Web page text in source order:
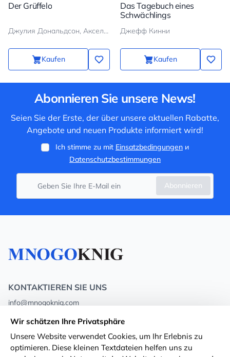
Der Grüffelo
Джулия Дональдсон, Аксель Шеффлер
Kaufen
Das Tagebuch eines
Schwächlings
Джефф Кинни
Kaufen
Abonnieren Sie unsere News!
Seien Sie der Erste, der über unsere aktuellen Rabatte,
Angebote und neuen Produkte informiert wird!
Ich stimme zu mit Einsatzbedingungen и
Datenschutzbestimmungen
Abonnieren
KONTAKTIEREN SIE UNS
info@mnogoknig.com
Rīga, Augusta Deglava 69d, LV-1082
Wir schätzen Ihre Privatsphäre
Unsere Website verwendet Cookies, um Ihr Erlebnis zu
optimieren. Diese kleinen Textdateien helfen uns zu